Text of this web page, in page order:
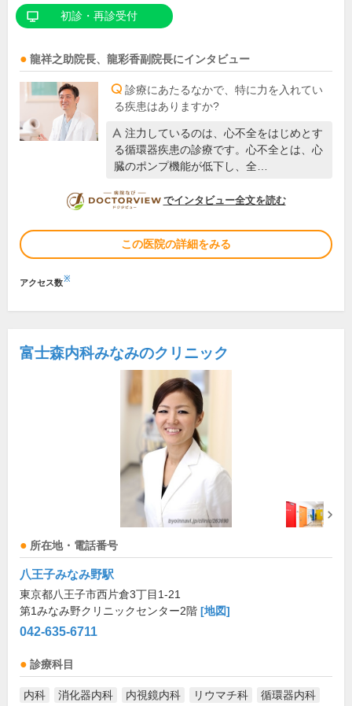
初診・再診受付
龍祥之助院長、 龍彩香副院長にインタビュー
診療にあたるなかで、特に力を入れてい
る疾患はありますか?
注力しているのは、心不全をはじめとす
る循環器疾患の診療です。心不全とは、心
臓のポンプ機能が低下し、全…
DOCTORVIEW
でインタビュー全文を読む
この医院の詳細をみる
アクセス数※
富士森内科みなみのクリニック
所在地・電話番号
八王子みなみ野駅
東京都八王子市西片倉3丁目1-21
第1みなみ野クリニックセンター2階 [地図]
042-635-6711
診療科目
内科 消化器内科 内視鏡内科 リウマチ科 循環器内科